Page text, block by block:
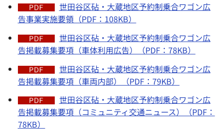
世田谷区砧・大蔵地区予約制乗合ワゴン広
告事業実施要領（PDF：108KB）
世田谷区砧・大蔵地区予約制乗合ワゴン広
告掲載募集要項（車体利用広告）（PDF：78KB）
世田谷区砧・大蔵地区予約制乗合ワゴン広
告掲載募集要項（車両内部）（PDF：79KB）
世田谷区砧・大蔵地区予約制乗合ワゴン広
告掲載募集要項（コミュニティ交通ニュース）（PDF：
78KB）